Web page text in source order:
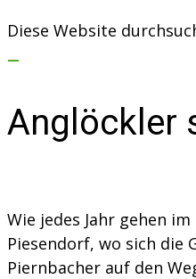
Diese Website
Anglöckler
Wie jedes Jahr gehen
Piesendorf, wo sich die
Piernbacher auf den